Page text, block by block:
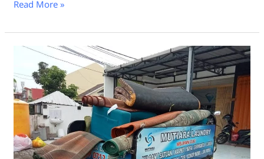
Read More »
Tips
Memilih
Laundry
Karpet
Masjid